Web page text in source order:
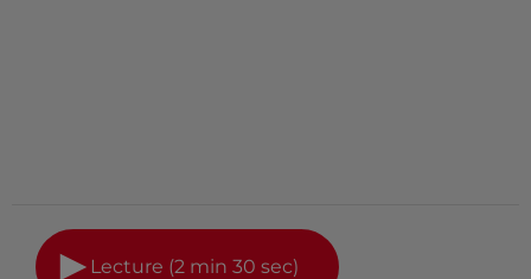
Lecture (2 min 30 sec)